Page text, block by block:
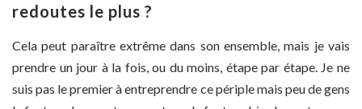
redoutes le plus ?
Cela peut paraître extrême dans son ensemble, mais je vais
prendre un jour à la fois, ou du moins, étape par étape. Je ne
suis pas le premier à entreprendre ce périple mais peu de gens